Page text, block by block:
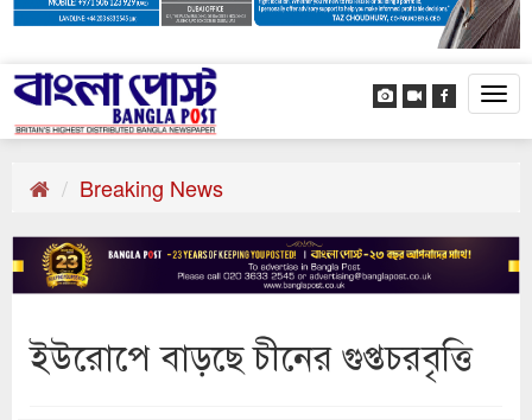
Breaking News
ইউরোপে বাড়ছে চীনের গুপ্তচরবৃত্তি